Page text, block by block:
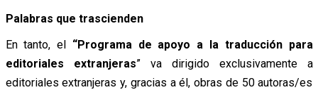
Palabras que trascienden
En tanto, el “Programa de apoyo a la traducción para
editoriales extranjeras” va dirigido exclusivamente a
editoriales extranjeras y, gracias a él, obras de 50 autoras/es